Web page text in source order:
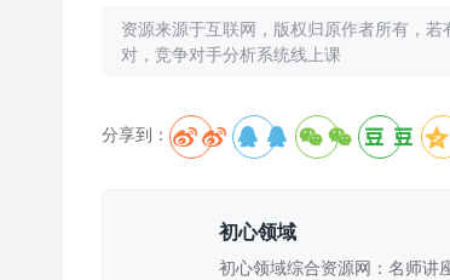
资源来源于互联网，版权归原作者所有，若
对，​竞争对手分析系统线上课
分享到：    
初心领域
初心领域综合资源网：名师讲